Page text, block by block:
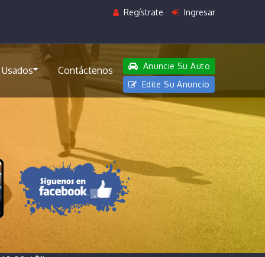
Regístrate Ingresar
Contáctenos
Anuncie Su Auto
Edite Su Anuncio